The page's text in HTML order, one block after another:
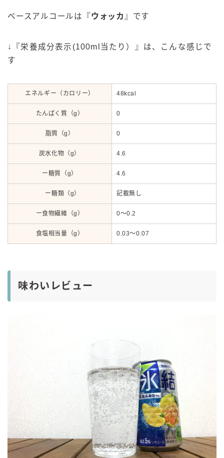
ベースアルコールは『ウォッカ』 です
↓『栄養成分表示(100ml当たり）』は、こんな感じで
す
エネルギー（カロリー） 48kcal
たんぱく質（g） 0
脂質（g） 0
炭水化物（g） 4.6
ー糖質（g） 4.6
ー糖類（g） 記載無し
ー食物繊維（g） 0～0.2
食塩相当量（g） 0.03～0.07
味わいレビュー